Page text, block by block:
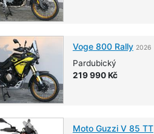
Voge800 Rally 2026
Pardubický
219 990 Kč
Moto GuzziV 85 TT